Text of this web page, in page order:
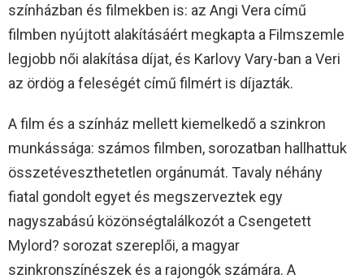
színházban és filmekben is: az Angi Vera című
filmben nyújtott alakításáért megkapta a Filmszemle
legjobb női alakítása díjat, és Karlovy Vary-ban a Veri
az ördög a feleségét című filmért is díjazták.
A film és a színház mellett kiemelkedő a szinkron
munkássága: számos filmben, sorozatban hallhattuk
összetéveszthetetlen orgánumát. Tavaly néhány
fiatal gondolt egyet és megszerveztek egy
nagyszabású közönségtalálkozót a Csengetett
Mylord? sorozat szereplői, a magyar
szinkronszínészek és a rajongók számára. A